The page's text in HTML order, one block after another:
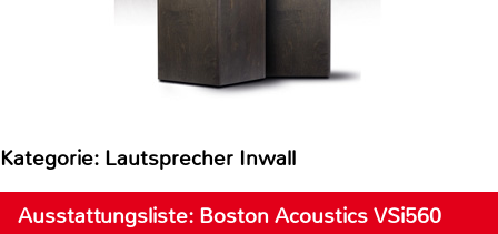
Kategorie: Lautsprecher Inwall
Ausstattungsliste: Boston Acoustics VSi560